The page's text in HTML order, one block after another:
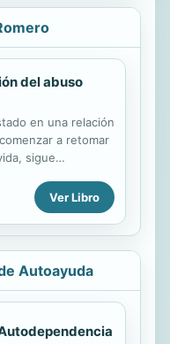
del abuso
en una relación
a retomar
sigue
de
enojado
la pérdida de
futuro? ¿Creas
buscas hacer
¿A menudo
del abuso
Ver Libro
Autoayuda